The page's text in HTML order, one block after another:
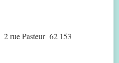
rue Pasteur 62 153